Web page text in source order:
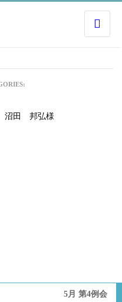
沼田 邦弘様
5月 第4例会